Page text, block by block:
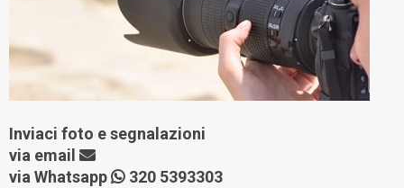
Inviaci foto e segnalazioni
via email
via Whatsapp
320 5393303